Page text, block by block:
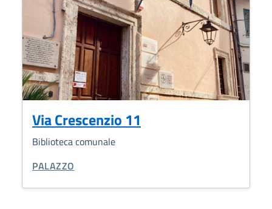
Via Crescenzio 11
Biblioteca comunale
CATEGORIA CORRELATA:
PALAZZO